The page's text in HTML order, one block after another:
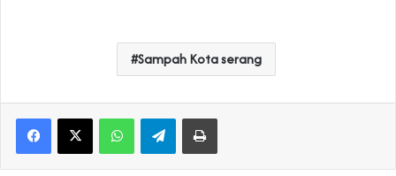
Sampah Kota serang
WhatsAppTelegramPrint